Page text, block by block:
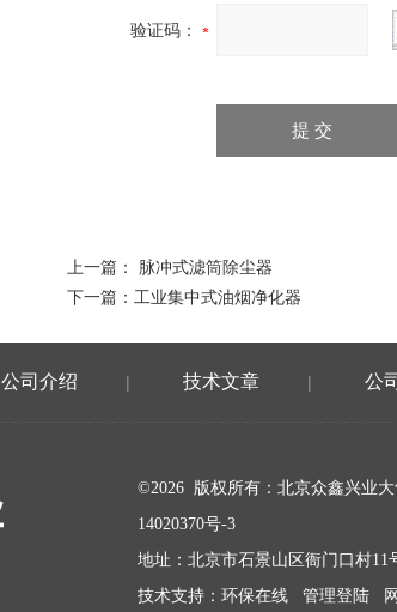
验证码：
上一篇： 脉冲式滤筒除尘器
下一篇： 工业集中式油烟净化器
公司介绍 | 技术文章 | 公
©2026 版权所有：北京众鑫兴业
14020370号-3
地址：北京市石景山区衙门口村11
技术支持： 环保在线 管理登陆